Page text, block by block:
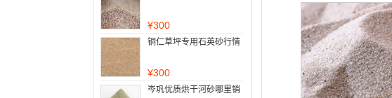
¥300
铜仁草坪专用石英砂行情
¥300
岑巩优质烘干河砂哪里销